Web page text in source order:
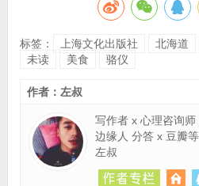
标签： 上海文化出版社 北海道
未读
美食 骆仪
作者：左叔
写作者 x 心理咨询
边缘人 分答 x 豆瓣
左叔